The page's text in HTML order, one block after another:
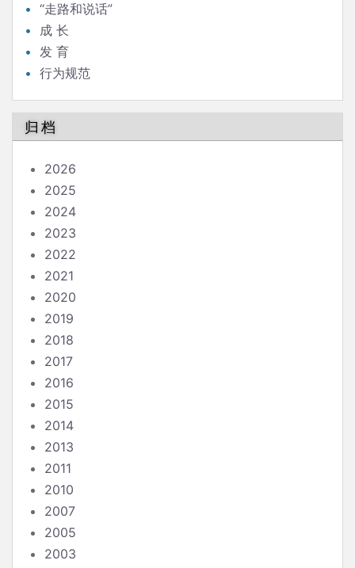
“走路和说话”
成 长
发 育
行为规范
归档
2026
2025
2024
2023
2022
2021
2020
2019
2018
2017
2016
2015
2014
2013
2011
2010
2007
2005
2003